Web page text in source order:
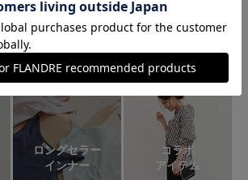
スーツ
(L size)
ロングセラー
インナー
コラボ
アイテム